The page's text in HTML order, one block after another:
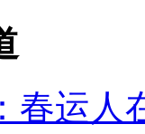
猪“越狱”逃跑掉阴沟
春运人